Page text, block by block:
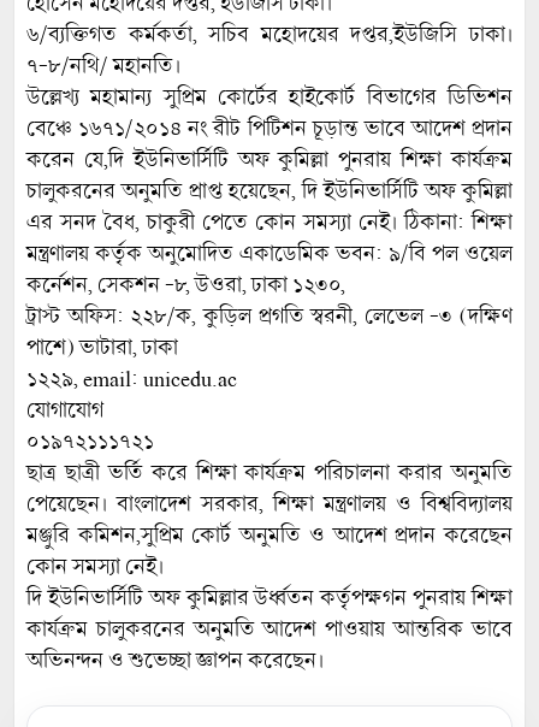
৬/ব্যক্তিগত কর্মকর্তা, সচিব মহোদয়ের দপ্তর,ইউজিসি ঢাকা।
৭-৮/নথি/ মহানতি।
উল্লেখ্য মহামান্য সুপ্রিম কোর্টের হাইকোর্ট বিভাগের ডিভিশন
বেঞ্চে ১৬৭১/২০১৪ নং রীট পিটিশন চূড়ান্ত ভাবে আদেশ প্রদান
করেন যে,দি ইউনিভার্সিটি অফ কুমিল্লা পুনরায় শিক্ষা কার্যক্রম
চালুকরনের অনুমতি প্রাপ্ত হয়েছেন, দি ইউনিভার্সিটি অফ কুমিল্লা
এর সনদ বৈধ, চাকুরী পেতে কোন সমস্যা নেই। ঠিকানা: শিক্ষা
মন্ত্রণালয় কর্তৃক অনুমোদিত একাডেমিক ভবন: ৯/বি পল ওয়েল
কর্নেশন, সেকশন -৮, উওরা, ঢাকা ১২৩০,
ট্রাস্ট অফিস: ২২৮/ক, কুড়িল প্রগতি স্বরনী, লেভেল -৩ (দক্ষিণ
পাশে) ভাটারা, ঢাকা
১২২৯, email: unicedu.ac
যোগাযোগ
০১৯৭২১১১৭২১
ছাত্র ছাত্রী ভর্তি করে শিক্ষা কার্যক্রম পরিচালনা করার অনুমতি
পেয়েছেন। বাংলাদেশ সরকার, শিক্ষা মন্ত্রণালয় ও বিশ্ববিদ্যালয়
মঞ্জুরি কমিশন,সুপ্রিম কোর্ট অনুমতি ও আদেশ প্রদান করেছেন
কোন সমস্যা নেই।
দি ইউনিভার্সিটি অফ কুমিল্লার উর্ধ্বতন কর্তৃপক্ষগন পুনরায় শিক্ষা
কার্যক্রম চালুকরনের অনুমতি আদেশ পাওয়ায় আন্তরিক ভাবে
অভিনন্দন ও শুভেচ্ছা জ্ঞাপন করেছেন।